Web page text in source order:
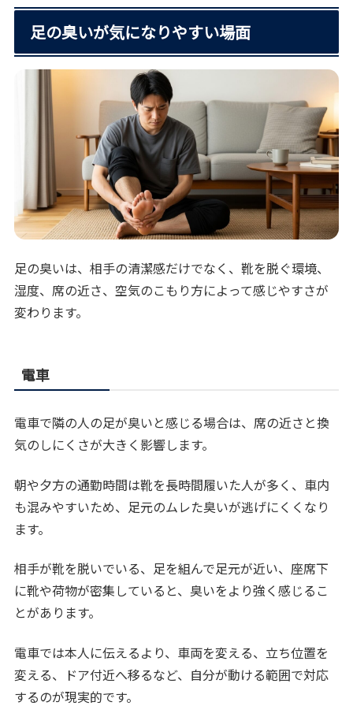
足の臭いが気になりやすい場面
足の臭いは、相手の清潔感だけでなく、靴を脱ぐ環境、
湿度、席の近さ、空気のこもり方によって感じやすさが
変わります。
電車
電車で隣の人の足が臭いと感じる場合は、席の近さと換
気のしにくさが大きく影響します。
朝や夕方の通勤時間は靴を長時間履いた人が多く、車内
も混みやすいため、足元のムレた臭いが逃げにくくなり
ます。
相手が靴を脱いでいる、足を組んで足元が近い、座席下
に靴や荷物が密集していると、臭いをより強く感じるこ
とがあります。
電車では本人に伝えるより、車両を変える、立ち位置を
変える、ドア付近へ移るなど、自分が動ける範囲で対応
するのが現実的です。